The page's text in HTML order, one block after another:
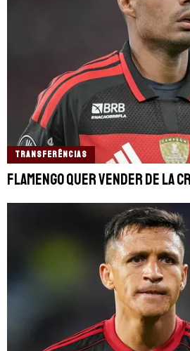
TRANSFERÊNCIAS
Flamengo quer vender De La